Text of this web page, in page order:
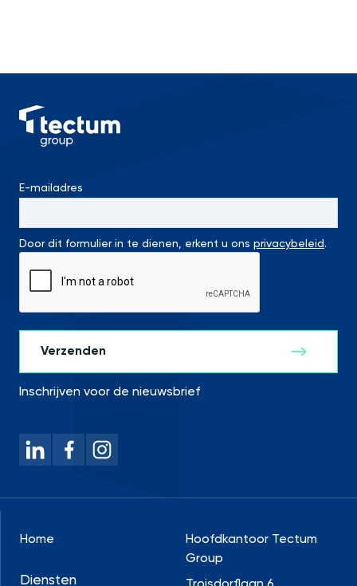
E-mailadres
Door dit formulier in te dienen, erkent u ons privacybeleid .
Inschrijven voor de nieuwsbrief
Home
Diensten
Hoofdkantoor Tectum
Group